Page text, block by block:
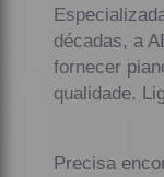
décadas, a
fornecer
qualidade.
Precisa